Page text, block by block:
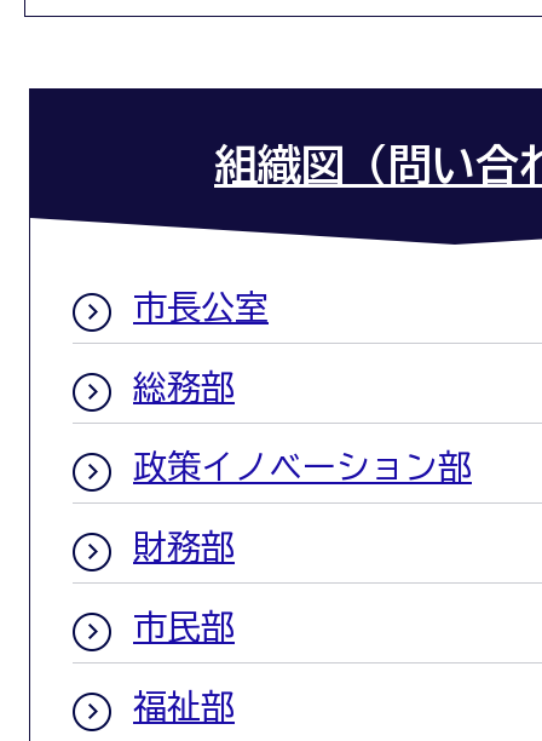
組織図（問い合
市長公室
総務部
政策イノベーション部
財務部
市民部
福祉部